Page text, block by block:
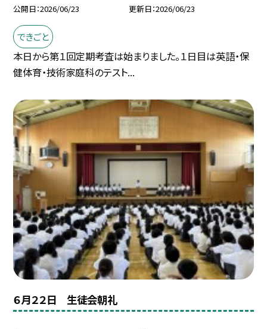
公開日 2026/06/23 更新日 2026/06/23
できごと
本日から第１回定期考査は始まりました。１日目は英語・保
健体育・技術家庭科のテスト...
６月２２日 生徒会朝礼